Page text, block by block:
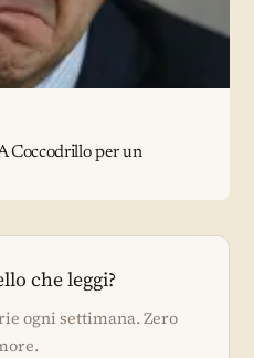
Coccodrillo per un
che leggi?
ogni settimana. Zero